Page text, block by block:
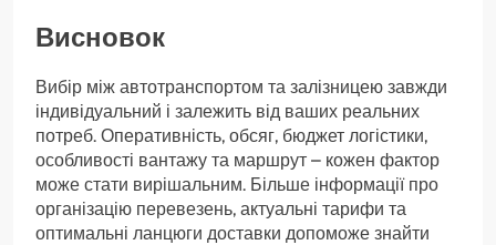
Висновок
Вибір між автотранспортом та залізницею завжди
індивідуальний і залежить від ваших реальних
потреб. Оперативність, обсяг, бюджет логістики,
особливості вантажу та маршрут – кожен фактор
може стати вирішальним. Більше інформації про
організацію перевезень, актуальні тарифи та
оптимальні ланцюги доставки допоможе знайти